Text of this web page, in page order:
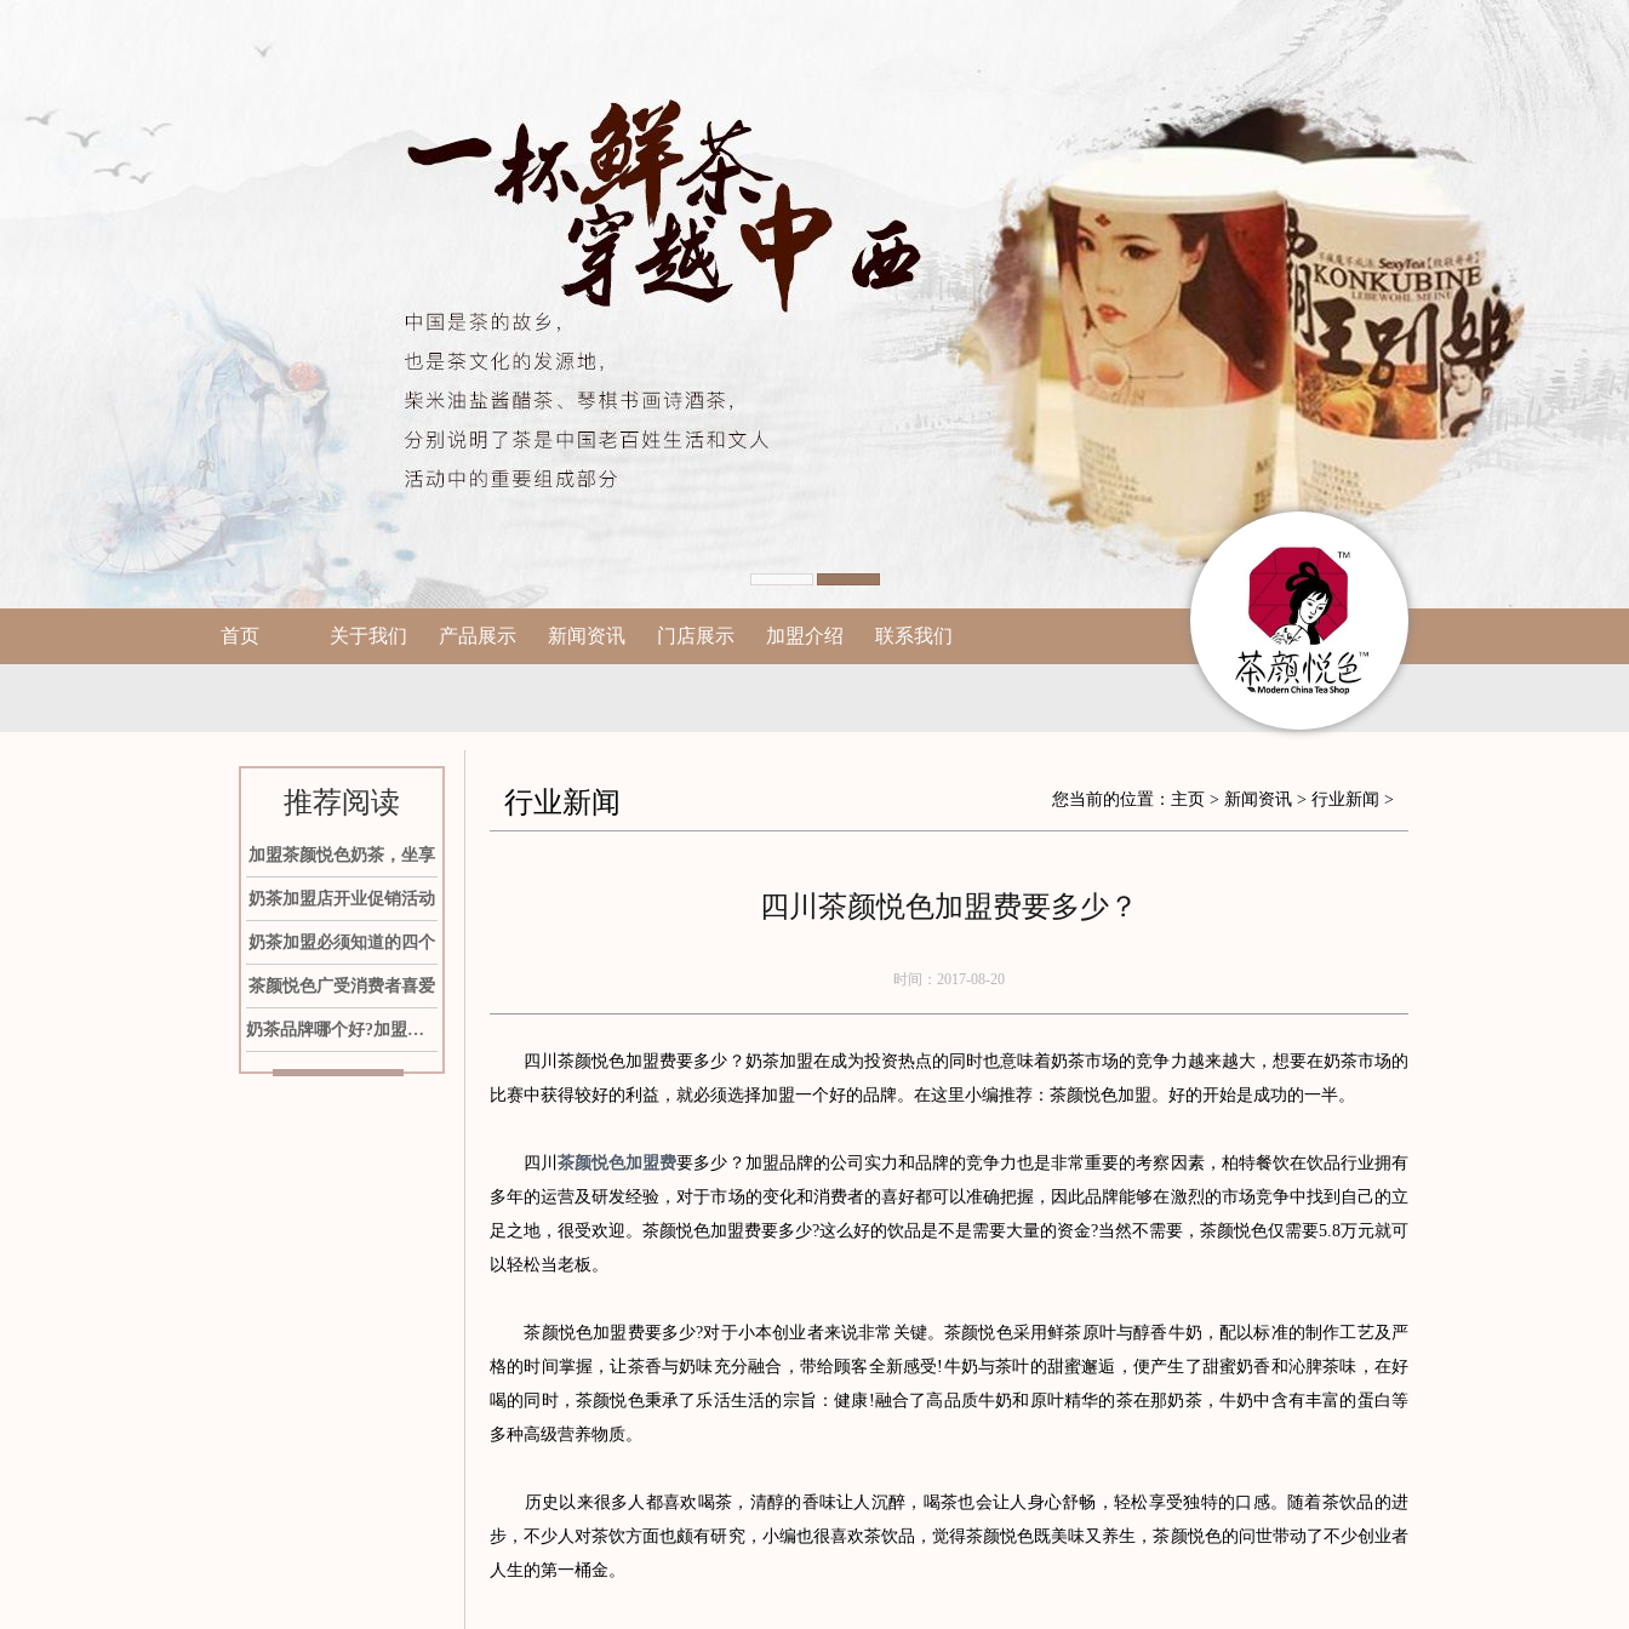
首页 关于我们 产品展示 新闻资讯 门店展示 加盟介绍 联系我们
推荐阅读
加盟茶颜悦色奶茶，坐享
奶茶加盟店开业促销活动
奶茶加盟必须知道的四个
茶颜悦色广受消费者喜爱
奶茶品牌哪个好?加盟茶颜
行业新闻 您当前的位置： 主页 > 新闻资讯 > 行业新闻 >
四川茶颜悦色加盟费要多少？
时间：2017-08-20
四川茶颜悦色加盟费要多少？奶茶加盟在成为投资热点的同时也意味着奶茶市场的竞争力越来越大，想要在奶茶市场的
比赛中获得较好的利益，就必须选择加盟一个好的品牌。在这里小编推荐：茶颜悦色加盟。好的开始是成功的一半。
四川茶颜悦色加盟费要多少？加盟品牌的公司实力和品牌的竞争力也是非常重要的考察因素，柏特餐饮在饮品行业拥有
多年的运营及研发经验，对于市场的变化和消费者的喜好都可以准确把握，因此品牌能够在激烈的市场竞争中找到自己的立
足之地，很受欢迎。茶颜悦色加盟费要多少?这么好的饮品是不是需要大量的资金?当然不需要，茶颜悦色仅需要5.8万元就可
以轻松当老板。
茶颜悦色加盟费要多少?对于小本创业者来说非常关键。茶颜悦色采用鲜茶原叶与醇香牛奶，配以标准的制作工艺及严
格的时间掌握，让茶香与奶味充分融合，带给顾客全新感受!牛奶与茶叶的甜蜜邂逅，便产生了甜蜜奶香和沁脾茶味，在好
喝的同时，茶颜悦色秉承了乐活生活的宗旨：健康!融合了高品质牛奶和原叶精华的茶在那奶茶，牛奶中含有丰富的蛋白等
多种高级营养物质。
历史以来很多人都喜欢喝茶，清醇的香味让人沉醉，喝茶也会让人身心舒畅，轻松享受独特的口感。随着茶饮品的进
步，不少人对茶饮方面也颇有研究，小编也很喜欢茶饮品，觉得茶颜悦色既美味又养生，茶颜悦色的问世带动了不少创业者
人生的第一桶金。